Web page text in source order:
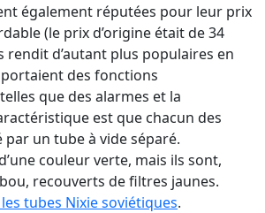
également réputées pour leur prix
(le prix d’origine était de 34
rendit d’autant plus populaires en
des fonctions
que des alarmes et la
est que chacun des
un tube à vide séparé.
couleur verte, mais ils sont,
recouverts de filtres jaunes.
tubes Nixie soviétiques.